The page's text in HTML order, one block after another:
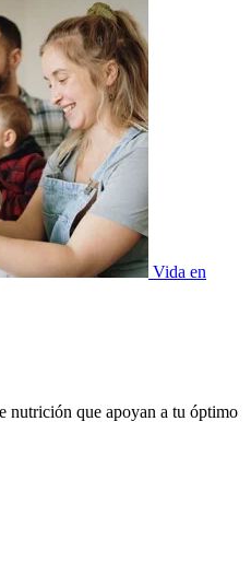
Vida en
nutrición que apoyan a tu óptimo